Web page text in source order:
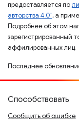
предоставляется по
авторства 4.0", а
Подробнее об этом
зарегистрированный
аффилированных лиц.
Последнее
Способствовать
Сообщить об ошибке